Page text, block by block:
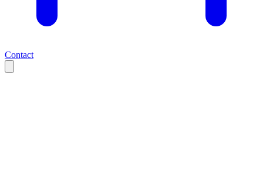
Contact